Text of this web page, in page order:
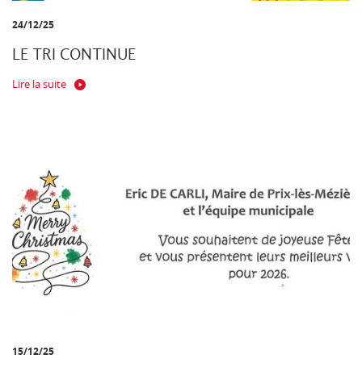
24/12/25
LE TRI CONTINUE
Lire la suite
15/12/25